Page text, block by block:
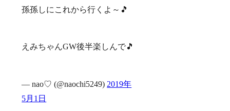
孫孫しにこれから行くよ～🎵
えみちゃんGW後半楽しんで🎵
— nao♡ (@naochi5249) 2019年
5月1日